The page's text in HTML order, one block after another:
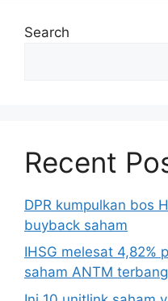
Search
Recent
DPR kumpulkan bos
buyback saham
IHSG melesat 4,82%
saham ANTM